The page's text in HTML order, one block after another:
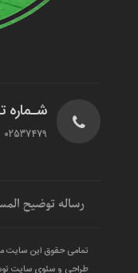
شـماره
02537479
رساله توضیح
تمامی حقوق این سایت
طراحی و سئوی سایت